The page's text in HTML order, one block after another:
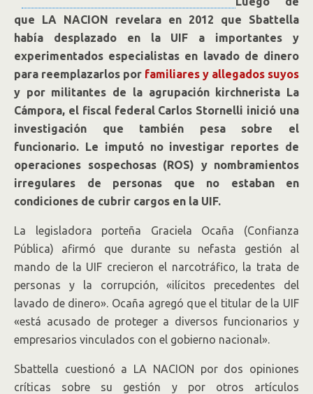
que LA NACION revelara en 2012 que Sbattella
había desplazado en la UIF a importantes y
experimentados especialistas en lavado de dinero
para reemplazarlos por familiares y allegados suyos
y por militantes de la agrupación kirchnerista La
Cámpora, el fiscal federal Carlos Stornelli inició una
investigación que también pesa sobre el
funcionario. Le imputó no investigar reportes de
operaciones sospechosas (ROS) y nombramientos
irregulares de personas que no estaban en
condiciones de cubrir cargos en la UIF.
La legisladora porteña Graciela Ocaña (Confianza
Pública) afirmó que durante su nefasta gestión al
mando de la UIF crecieron el narcotráfico, la trata de
personas y la corrupción, «ilícitos precedentes del
lavado de dinero». Ocaña agregó que el titular de la UIF
«está acusado de proteger a diversos funcionarios y
empresarios vinculados con el gobierno nacional».
Sbattella cuestionó a LA NACION por dos opiniones
críticas sobre su gestión y por otros artículos